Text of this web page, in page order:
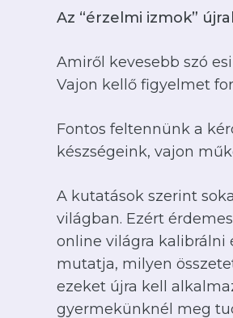
Az “érzelmi izmok”
Amiről kevesebb szó
Vajon kellő figyelmet
Fontos feltennünk a
készségeink, vajon
A kutatások szerint
világban. Ezért
online világra kalibrálni
mutatja, milyen
ezeket újra kell
gyermekünknél meg